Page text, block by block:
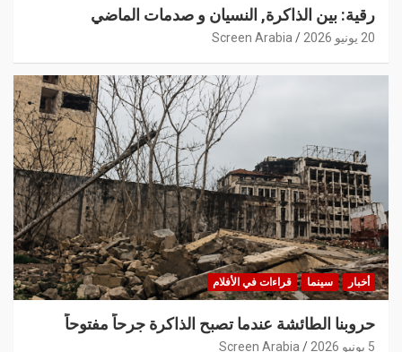
رقية: بين الذاكرة, النسيان و صدمات الماضي
20 يونيو 2026 Screen Arabia
أخبار سينما قراءات في الأفلام
حروبنا الطائشة عندما تصبح الذاكرة جرحاً مفتوحاً
5 يونيو 2026 Screen Arabia